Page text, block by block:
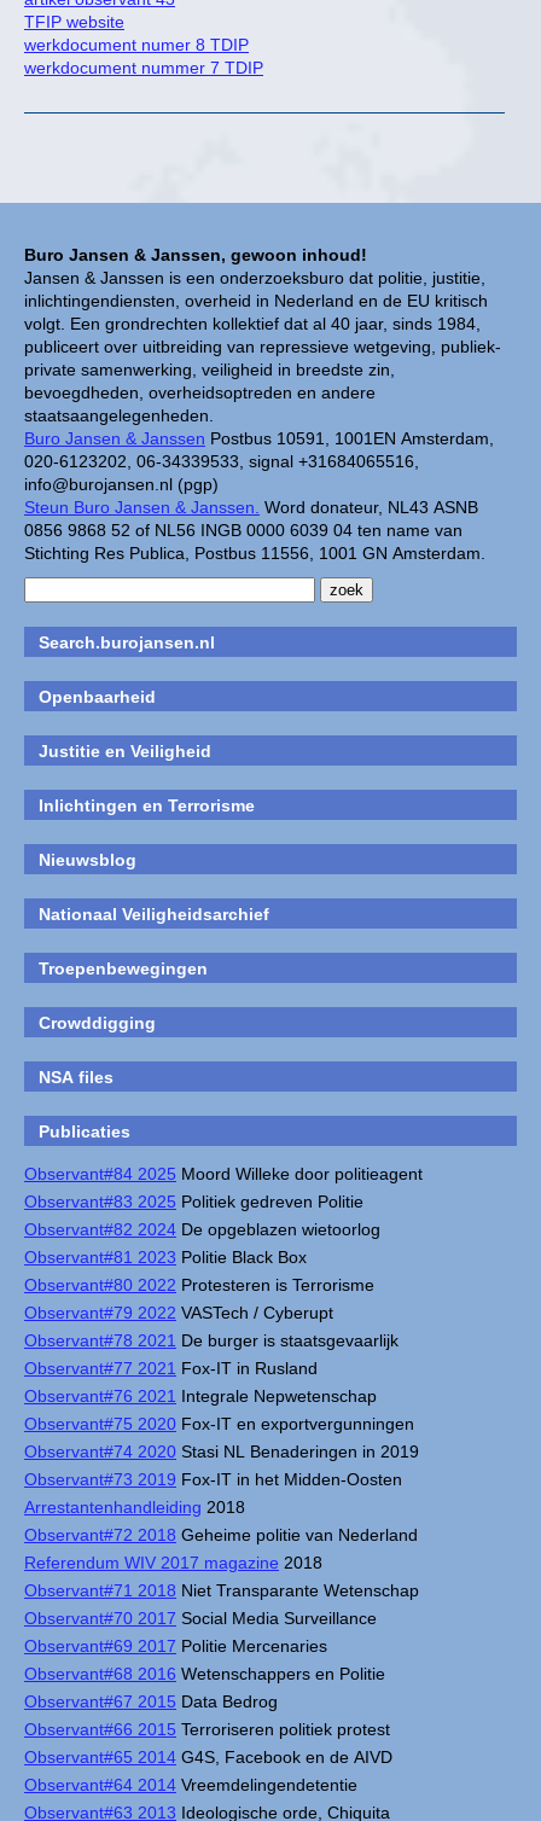
Buro Jansen & Janssen, gewoon inhoud!
Jansen & Janssen is een onderzoeksburo dat politie, justitie,
inlichtingendiensten, overheid in Nederland en de EU kritisch
volgt. Een grondrechten kollektief dat al 40 jaar, sinds 1984,
publiceert over uitbreiding van repressieve wetgeving, publiek-
private samenwerking, veiligheid in breedste zin,
bevoegdheden, overheidsoptreden en andere
staatsaangelegenheden.
Buro Jansen & Janssen Postbus 10591, 1001EN Amsterdam,
020-6123202, 06-34339533, signal +31684065516,
info@burojansen.nl (pgp)
Steun Buro Jansen & Janssen. Word donateur, NL43 ASNB
0856 9868 52 of NL56 INGB 0000 6039 04 ten name van
Stichting Res Publica, Postbus 11556, 1001 GN Amsterdam.
Search.burojansen.nl
Openbaarheid
Justitie en Veiligheid
Inlichtingen en Terrorisme
Nieuwsblog
Nationaal Veiligheidsarchief
Troepenbewegingen
Crowddigging
NSA files
Publicaties
Observant#84 2025 Moord Willeke door politieagent
Observant#83 2025 Politiek gedreven Politie
Observant#82 2024 De opgeblazen wietoorlog
Observant#81 2023 Politie Black Box
Observant#80 2022 Protesteren is Terrorisme
Observant#79 2022 VASTech / Cyberupt
Observant#78 2021 De burger is staatsgevaarlijk
Observant#77 2021 Fox-IT in Rusland
Observant#76 2021 Integrale Nepwetenschap
Observant#75 2020 Fox-IT en exportvergunningen
Observant#74 2020 Stasi NL Benaderingen in 2019
Observant#73 2019 Fox-IT in het Midden-Oosten
Arrestantenhandleiding 2018
Observant#72 2018 Geheime politie van Nederland
Referendum WIV 2017 magazine 2018
Observant#71 2018 Niet Transparante Wetenschap
Observant#70 2017 Social Media Surveillance
Observant#69 2017 Politie Mercenaries
Observant#68 2016 Wetenschappers en Politie
Observant#67 2015 Data Bedrog
Observant#66 2015 Terroriseren politiek protest
Observant#65 2014 G4S, Facebook en de AIVD
Observant#64 2014 Vreemdelingendetentie
Observant#63 2013 Ideologische orde, Chiquita
TFIP website
werkdocument numer 8 TDIP
werkdocument nummer 7 TDIP